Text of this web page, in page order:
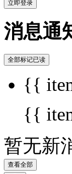
立即登录
消息通
全部标记已读
{{
{{
暂无新
查看全部